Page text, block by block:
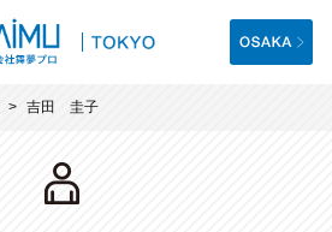
吉田 圭子